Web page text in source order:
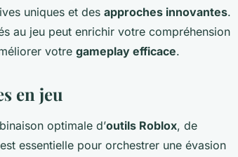
uniques et des approches innovantes.
au jeu peut enrichir votre compréhension
votre gameplay efficace.
en jeu
optimale d’outils Roblox, de
est essentielle pour orchestrer une évasion